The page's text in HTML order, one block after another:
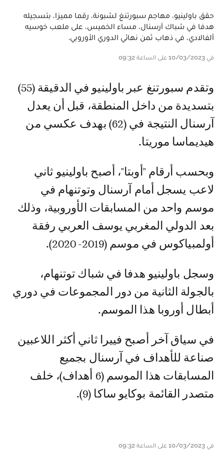
حقق باولينيو، مهاجم سبورتنغ لشبونة، رقما مميزا، بتسجيله
هدفا في شباك آرسنال، مساء الخميس، على ملعب خوسيه
ألفالادي، في ذهاب ثمن نهائي الدوري الأوروبي.
في 10/03/2023 على الساعة 09:32
وتقدم سبورتنغ عبر باولينيو في الدقيقة (55)
بتسديدة من داخل المنطقة، قبل أن يعدل
آرسنال النتيجة في (62) بهدف عكسي من
هيديماسا موريتا.
وبحسب أرقام "أوبتا"، أصبح باولينيو ثاني
لاعب يسجل أمام آرسنال وتوتنهام في
موسم واحد من المسابقات الأوروبية، وذلك
بعد الدولي المغربي يوسف العربي رفقة
أولمبياكوس في موسم (2019- 2020).
وسجل باولينيو هدفا في شباك توتنهام،
بالجولة الثانية من دور المجموعات في دوري
أبطال أوروبا هذا الموسم.
في سياق آخر أصبح فييرا ثاني أكثر اللاعبين
صناعة للأهداف في آرسنال بجميع
المسابقات هذا الموسم (6 أهداف)، خلف
متصدر القائمة بوكايو ساكا (9).
في 10/03/2023 على الساعة 09:32